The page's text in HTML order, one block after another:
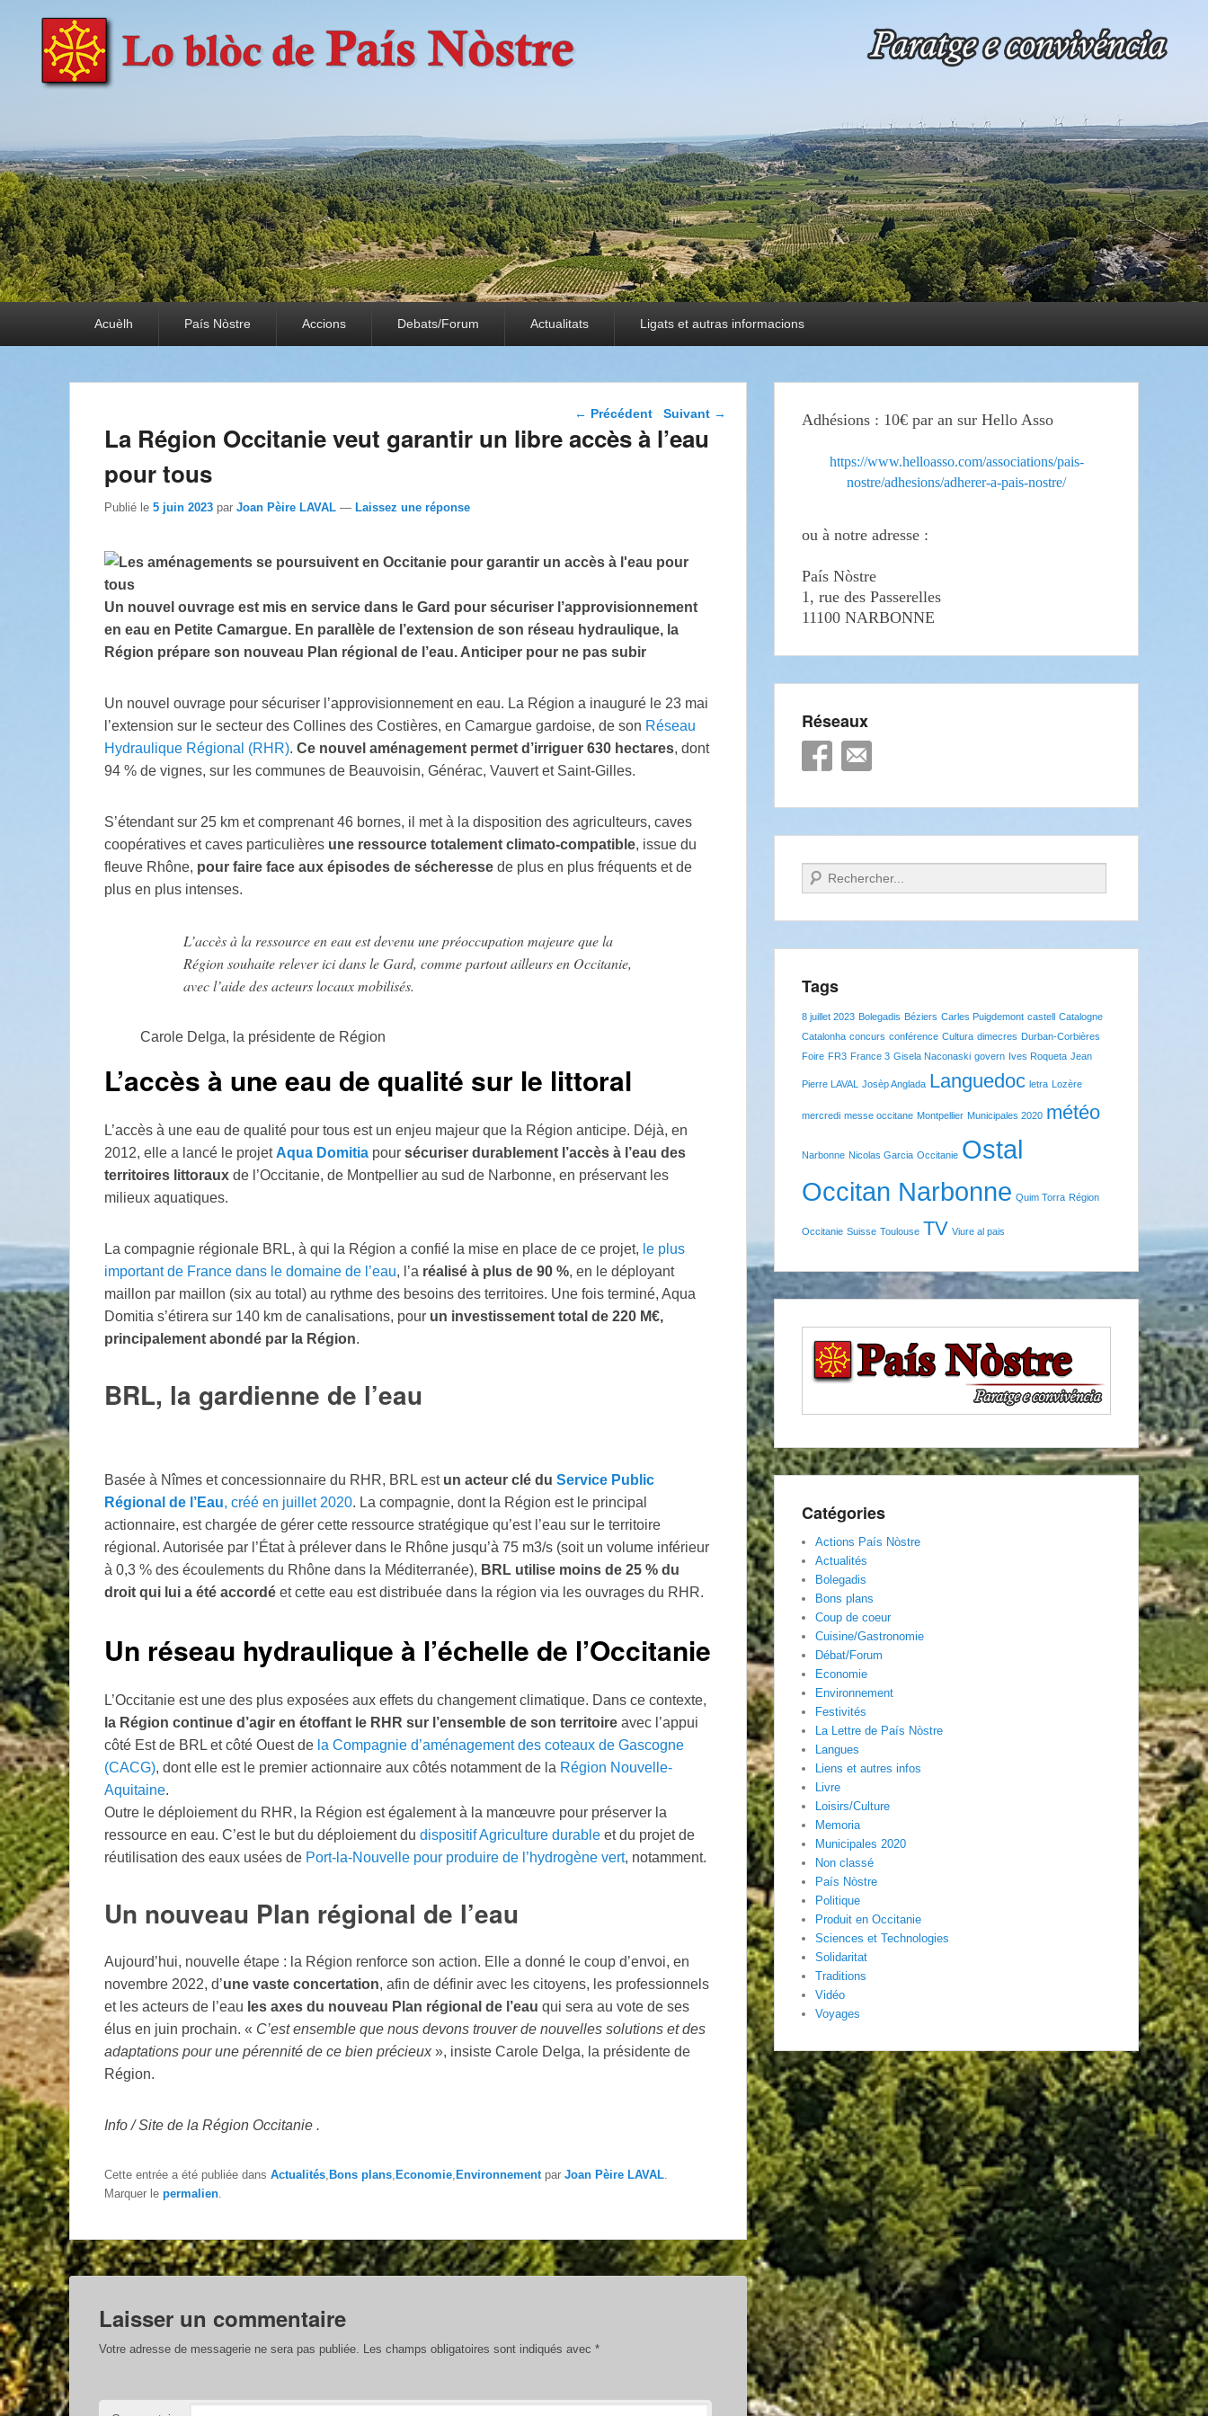
País Nòstre
Paratge e Convivència
Acuèlh País Nòstre Accions Debats/Forum Actualitats Ligats et autras informacions
Navigation dans les
← Précédent Suivant →
La Région Occitanie veut garantir un libre accès à l’eau
pour tous
Publié le 5 juin 2023 par Joan Pèire LAVAL — Laissez une réponse
Un nouvel ouvrage est mis en service dans le Gard pour sécuriser l’approvisionnement
en eau en Petite Camargue. En parallèle de l’extension de son réseau hydraulique, la
Région prépare son nouveau Plan régional de l’eau. Anticiper pour ne pas subir
Un nouvel ouvrage pour sécuriser l’approvisionnement en eau. La Région a inauguré le 23 mai
l’extension sur le secteur des Collines des Costières, en Camargue gardoise, de son Réseau
Hydraulique Régional (RHR). Ce nouvel aménagement permet d’irriguer 630 hectares, dont
94 % de vignes, sur les communes de Beauvoisin, Générac, Vauvert et Saint-Gilles.
S’étendant sur 25 km et comprenant 46 bornes, il met à la disposition des agriculteurs, caves
coopératives et caves particulières une ressource totalement climato-compatible, issue du
fleuve Rhône, pour faire face aux épisodes de sécheresse de plus en plus fréquents et de
plus en plus intenses.
L’accès à la ressource en eau est devenu une préoccupation majeure que la
Région souhaite relever ici dans le Gard, comme partout ailleurs en Occitanie,
avec l’aide des acteurs locaux mobilisés.
Carole Delga, la présidente de Région
L’accès à une eau de qualité sur le littoral
L’accès à une eau de qualité pour tous est un enjeu majeur que la Région anticipe. Déjà, en
2012, elle a lancé le projet Aqua Domitia pour sécuriser durablement l’accès à l’eau des
territoires littoraux de l’Occitanie, de Montpellier au sud de Narbonne, en préservant les
milieux aquatiques.
La compagnie régionale BRL, à qui la Région a confié la mise en place de ce projet, le plus
important de France dans le domaine de l’eau, l’a réalisé à plus de 90 %, en le déployant
maillon par maillon (six au total) au rythme des besoins des territoires. Une fois terminé, Aqua
Domitia s’étirera sur 140 km de canalisations, pour un investissement total de 220 M€,
principalement abondé par la Région.
BRL, la gardienne de l’eau
Basée à Nîmes et concessionnaire du RHR, BRL est un acteur clé du Service Public
Régional de l’Eau, créé en juillet 2020. La compagnie, dont la Région est le principal
actionnaire, est chargée de gérer cette ressource stratégique qu’est l’eau sur le territoire
régional. Autorisée par l’État à prélever dans le Rhône jusqu’à 75 m3/s (soit un volume inférieur
à 0,3 % des écoulements du Rhône dans la Méditerranée), BRL utilise moins de 25 % du
droit qui lui a été accordé et cette eau est distribuée dans la région via les ouvrages du RHR.
Un réseau hydraulique à l’échelle de l’Occitanie
L’Occitanie est une des plus exposées aux effets du changement climatique. Dans ce contexte,
la Région continue d’agir en étoffant le RHR sur l’ensemble de son territoire avec l’appui
côté Est de BRL et côté Ouest de la Compagnie d’aménagement des coteaux de Gascogne
(CACG), dont elle est le premier actionnaire aux côtés notamment de la Région Nouvelle-
Aquitaine.
Outre le déploiement du RHR, la Région est également à la manœuvre pour préserver la
ressource en eau. C’est le but du déploiement du dispositif Agriculture durable et du projet de
réutilisation des eaux usées de Port-la-Nouvelle pour produire de l’hydrogène vert, notamment.
Un nouveau Plan régional de l’eau
Aujourd’hui, nouvelle étape : la Région renforce son action. Elle a donné le coup d’envoi, en
novembre 2022, d’une vaste concertation, afin de définir avec les citoyens, les professionnels
et les acteurs de l’eau les axes du nouveau Plan régional de l’eau qui sera au vote de ses
élus en juin prochain. « C’est ensemble que nous devons trouver de nouvelles solutions et des
adaptations pour une pérennité de ce bien précieux», insiste Carole Delga, la présidente de
Région.
Info / Site de la Région Occitanie .
Cette entrée a été publiée dans Actualités, Bons plans, Economie, Environnementpar Joan Pèire LAVAL.
Marquer le permalien.
Laisser un commentaire
Votre adresse de messagerie ne sera pas publiée. Les champs obligatoires sont indiqués avec *
Adhésions : 10€ par an sur Hello Asso
https://www.helloasso.com/associations/pais-
nostre/adhesions/adherer-a-pais-nostre/
ou à notre adresse :
País Nòstre
1, rue des Passerelles
11100 NARBONNE
Réseaux
Recherche
Tags
8 juillet 2023 Bolegadis Béziers Carles Puigdemont castell Catalogne
Catalonha concurs conférence Cultura dimecres Durban-Corbières
Foire FR3 France 3 Gisela Naconaski govern Ives Roqueta Jean
Pierre LAVAL Josèp Anglada Languedoc letra Lozère
mercredi messe occitane Montpellier Municipales 2020 météo
Narbonne Nicolas Garcia Occitanie Ostal
Occitan Narbonne Quim Torra Région
Occitanie Suisse Toulouse TV Viure al pais
Catégories
Actions País Nòstre
Actualités
Bolegadis
Bons plans
Coup de coeur
Cuisine/Gastronomie
Débat/Forum
Economie
Environnement
Festivités
La Lettre de País Nòstre
Langues
Liens et autres infos
Livre
Loisirs/Culture
Memoria
Municipales 2020
Non classé
País Nòstre
Politique
Produit en Occitanie
Sciences et Technologies
Solidaritat
Traditions
Vidéo
Voyages